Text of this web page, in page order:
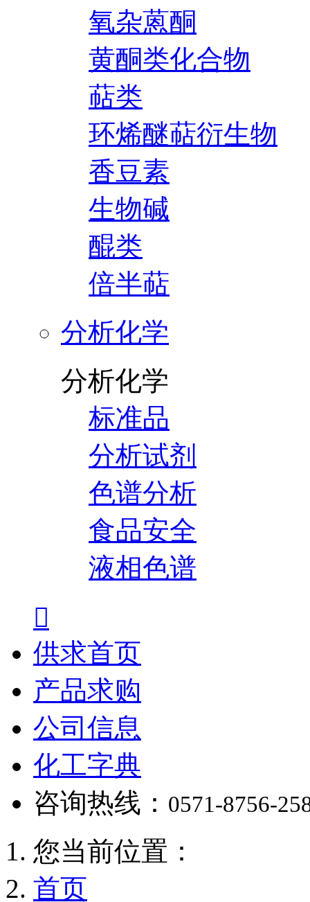
氧杂蒽酮
黄酮类化合物
萜类
环烯醚萜衍生物
香豆素
生物碱
醌类
倍半萜
分析化学
分析化学
标准品
分析试剂
色谱分析
食品安全
液相色谱

供求首页
产品求购
公司信息
化工字典
咨询热线： 0571-8756-
您当前位置：
首页